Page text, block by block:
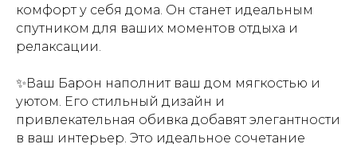
комфорт у себя дома. Он станет идеальным
спутником для ваших моментов отдыха и
релаксации.
✨Ваш Барон наполнит ваш дом мягкостью и
уютом. Его стильный дизайн и
привлекательная обивка добавят элегантности
в ваш интерьер. Это идеальное сочетание